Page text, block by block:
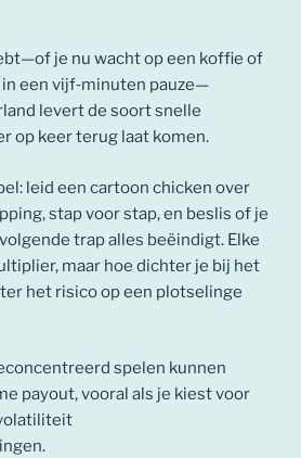
je nu wacht op een koffie of
een vijf‑minuten pauze—
levert de soort snelle
op keer terug laat komen.
leid een cartoon chicken over
stap voor stap, en beslis of je
trap alles beëindigt. Elke
maar hoe dichter je bij het
het risico op een plotselinge
spelen kunnen
payout, vooral als je kiest voor